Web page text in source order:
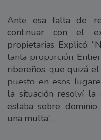
Ante esa falta de
continuar con el
propietarias. Explicó:
tanta proporción.
ribereños, que quizá
puesto en esos
la situación resolví
estaba sobre
una multa”.